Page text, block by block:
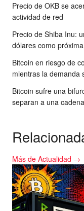
Precio de OKB se
actividad de red
Precio de Shiba Inu:
dólares como
Bitcoin en riesgo de
mientras la demanda
Bitcoin sufre una
separan a una
Más de Actualidad →